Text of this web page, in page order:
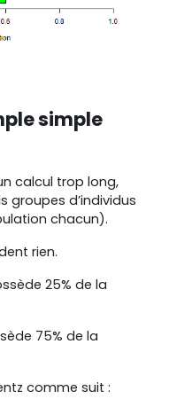
simple
calcul trop long,
groupes d’individus
chacun).
rien.
25% de la
75% de la
comme suit :